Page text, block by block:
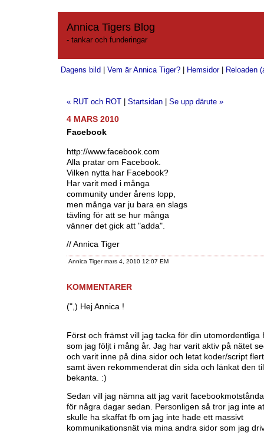
Annica Tigers Blog
- tankar och funderingar
Dagens bild Vem är Annica Tiger? Hemsidor| Reloaden
« RUT och ROT Startsidan
Se upp därute »
4 MARS 2010
Facebook
http://www.facebook.com
Alla pratar om Facebook.
Vilken nytta har Facebook?
Har varit med i många
community under årens lopp,
men många var ju bara en slags
tävling för att se hur många
vänner det gick att "adda".
// Annica Tiger
Annica Tiger mars 4, 2010 12:07 EM
KOMMENTARER
(",) Hej Annica !
Först och främst vill jag tacka för din utomordentliga
som jag följt i mång år. Jag har varit aktiv på nätet
och varit inne på dina sidor och letat koder/script
samt även rekommenderat din sida och länkat den
bekanta. :)
Sedan vill jag nämna att jag varit
för några dagar sedan. Personligen så tror jag inte
skulle ha skaffat fb om jag inte hade ett massivt
kommunikationsnät via mina andra sidor som jag